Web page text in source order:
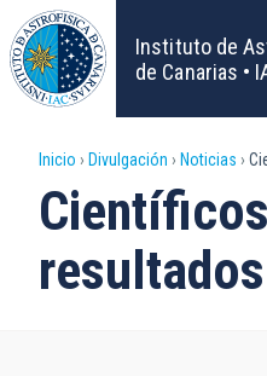
Pasar
al
contenido
principal
Instituto de
de Canarias •
Sobrescribir
enlaces
de
Inicio Divulgación Noticias